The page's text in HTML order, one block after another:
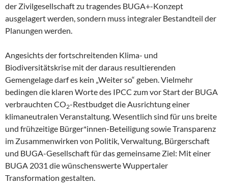
der Zivilgesellschaft zu tragendes BUGA+-Konzept
ausgelagert werden, sondern muss integraler Bestandteil der
Planungen werden.
Angesichts der fortschreitenden Klima- und
Biodiversitätskrise mit der daraus resultierenden
Gemengelage darf es kein „Weiter so“ geben. Vielmehr
bedingen die klaren Worte des IPCC zum vor Start der BUGA
verbrauchten CO2-Restbudget die Ausrichtung einer
klimaneutralen Veranstaltung. Wesentlich sind für uns breite
und frühzeitige Bürger*innen-Beteiligung sowie Transparenz
im Zusammenwirken von Politik, Verwaltung, Bürgerschaft
und BUGA-Gesellschaft für das gemeinsame Ziel: Mit einer
BUGA 2031 die wünschenswerte Wuppertaler
Transformation gestalten.